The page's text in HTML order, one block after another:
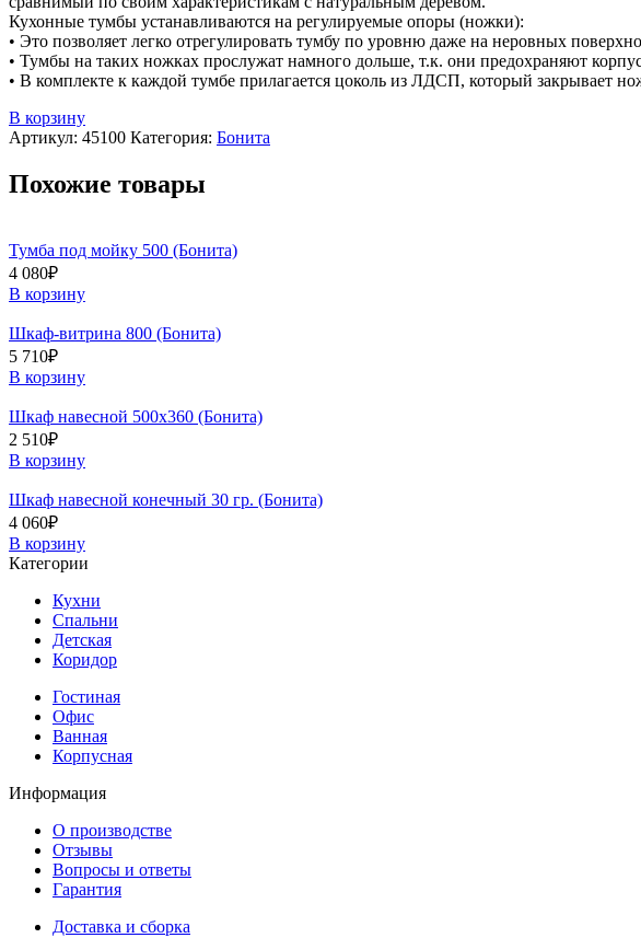
Кухонные тумбы устанавливаются на регулируемые опоры (ножки):
• Это позволяет легко отрегулировать тумбу по уровню даже на неровных
• Тумбы на таких ножках прослужат намного дольше, т.к. они предохраняют
• В комплекте к каждой тумбе прилагается цоколь из ЛДСП, который закрывает
В корзину
Артикул: 45100 Категория: Бонита
Похожие товары
Тумба под мойку 500 (Бонита)
4 080₽
В корзину
Шкаф-витрина 800 (Бонита)
5 710₽
В корзину
Шкаф навесной 500х360 (Бонита)
2 510₽
В корзину
Шкаф навесной конечный 30 гр. (Бонита)
4 060₽
В корзину
Категории
Кухни
Спальни
Детская
Коридор
Гостиная
Офис
Ванная
Корпусная
Информация
О производстве
Отзывы
Вопросы и ответы
Гарантия
Доставка и сборка